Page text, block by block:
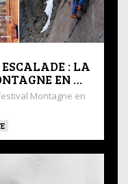
: LA
EN …
Montagne en